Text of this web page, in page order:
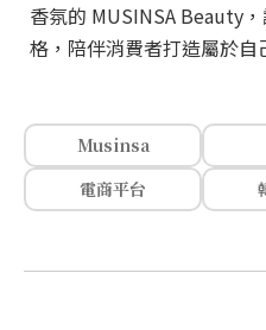
香氛的 MUSINSA Beauty
格，陪伴消費者打造屬於自
Musinsa
電商平台